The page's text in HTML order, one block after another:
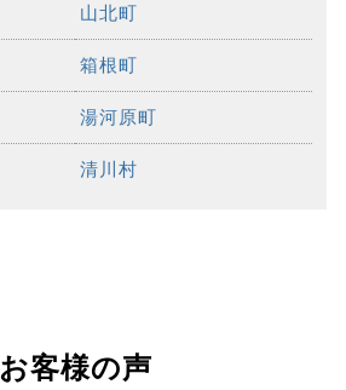
山北町
箱根町
湯河原町
清川村
お客様の声